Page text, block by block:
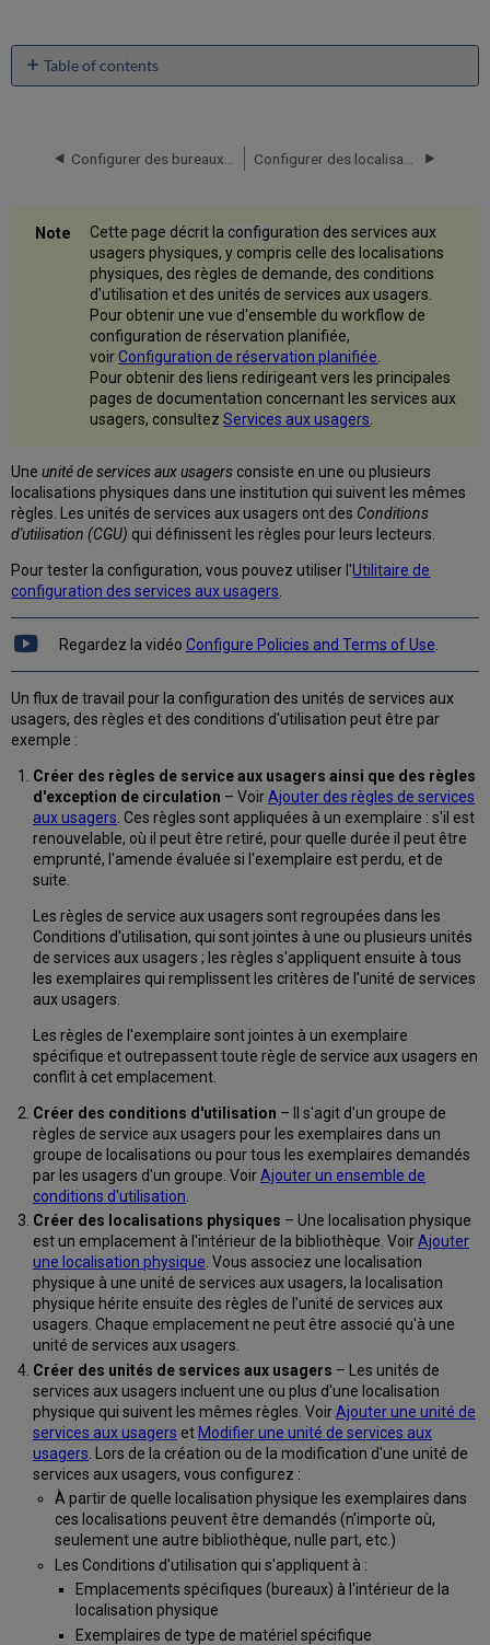
Table of contents
de
Ajouter
une
unité
de
services
aux
usagers
Modifier
une
de
services
aux
usagers
Configurer
des
règles
aux
usagers
Ajouter
des
règles
de
services
aux
usagers
Configurer
les
générales
d'utilisation
Ajouter
un
ensemble
de
conditions
d'utilisation
les
règles
des
services
aux
usagers
associées
Configurer
les
priorités
de
la
demande
Cette page décrit la configuration des services aux
usagers physiques, y compris celle des localisations
physiques, des règles de demande, des conditions
d'utilisation et des unités de services aux usagers.
Pour obtenir une vue d'ensemble du workflow de
configuration de réservation planifiée,
voirConfiguration de réservation planifiée.
Pour obtenir des liens redirigeant vers les principales
pages de documentation concernant les services aux
usagers, consultezServices aux usagers.
Uneunité de servicesaux usagers consiste en une ou plusieurs
localisations physiques dans une institution qui suivent les mêmes
règles. Les unités de services aux usagers ont des Conditions
d'utilisation (CGU) qui définissent les règles pour leurs lecteurs.
Pour tester la configuration, vous pouvez utiliser l'Utilitaire de
configuration des services aux usagers
Regardez la vidéo Configure Policies and Terms of Use
Un flux de travail pour la configuration des unités de services aux
usagers, des règles et des conditions d'utilisation peut être par
exemple :
Créer des règles de service aux usagers ainsi que des règles
d'exception de circulation – VoirAjouter des règles de services
aux usagers . Ces règles sont appliquées à un exemplaire : s'il est
renouvelable, où il peut être retiré, pour quelle durée il peut être
emprunté, l'amende évaluée si l'exemplaire est perdu, et de
suite.
Les règles de service aux usagers sont regroupées dans les
Conditions d'utilisation, qui sont jointes à une ou plusieurs unités
de services aux usagers ; les règles s'appliquent ensuite à tous
les exemplaires qui remplissent les critères de l'unité de services
aux usagers.
Les règles de l'exemplaire sont jointes à un exemplaire
spécifique et outrepassent toute règle de service aux usagers en
conflit à cet emplacement.
Créer des conditions d'utilisation – Il s'agit d'un groupe de
règles de service aux usagers pour les exemplaires dans un
groupe de localisations ou pour tous les exemplaires demandés
par les usagers d'un groupe. VoirAjouter un ensemble de
conditions d'utilisation
Créer des localisations physiques – Une localisation physique
est un emplacement à l'intérieur de la bibliothèque. VoirAjouter
une localisation physique . Vous associez une localisation
physique à une unité de services aux usagers, la localisation
physique hérite ensuite des règles de l'unité de services aux
usagers. Chaque emplacement ne peut être associé qu'à une
unité de services aux usagers.
Créer des unités de services aux usagers – Les unités de
services aux usagers incluent une ou plus d'une localisation
physique qui suivent les mêmes règles. VoirAjouter une unité de
services aux usagers et Modifier une unité de services aux
usagers . Lors de la création ou de la modification d'une unité de
services aux usagers, vous configurez :
À partir de quelle localisation physique les exemplaires dans
ces localisations peuvent être demandés (n'importe où,
seulement une autre bibliothèque, nulle part, etc.)
Les Conditions d'utilisation qui s'appliquent à :
Emplacements spécifiques (bureaux) à l'intérieur de la
localisation physique
Exemplaires de type de matériel spécifique